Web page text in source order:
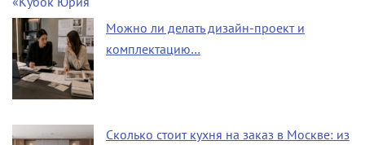
Можно ли делать дизайн-проект и
комплектацию…
Сколько стоит кухня на заказ в Москве: из